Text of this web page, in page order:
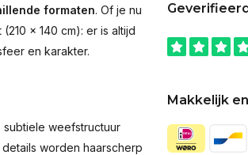
formaten. Of je nu
× 140 cm): er is altijd
en karakter.
weefstructuur
worden haarscherp
Makkelijk